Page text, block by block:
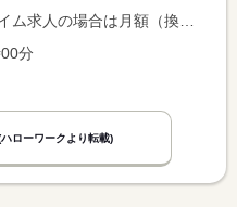
、パート求人の場合は時間額を表示しています。
分
ハローワークより転載)